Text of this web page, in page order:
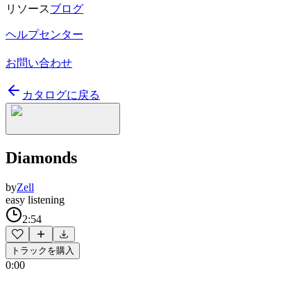
リソースブログ
ヘルプセンター
お問い合わせ
カタログに戻る
Diamonds
byZell
easy listening
2:54
トラックを購入
0:00